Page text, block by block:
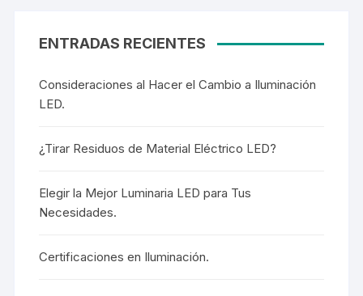
ENTRADAS RECIENTES
Consideraciones al Hacer el Cambio a Iluminación
LED.
¿Tirar Residuos de Material Eléctrico LED?
Elegir la Mejor Luminaria LED para Tus
Necesidades.
Certificaciones en Iluminación.